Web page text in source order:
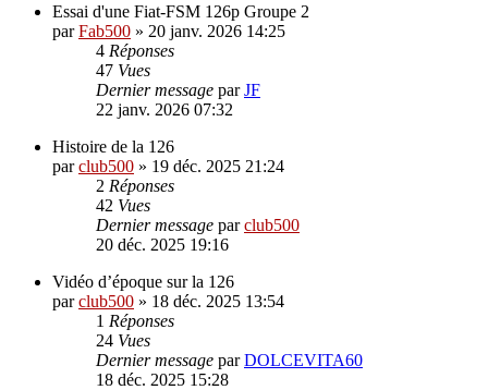
Essai d'une Fiat-FSM 126p Groupe 2
parFab500 » 20 janv. 2026 14:25
4 Réponses
47 Vues
Dernier message parJF
22 janv. 2026 07:32
Histoire de la 126
parclub500 » 19 déc. 2025 21:24
2 Réponses
42 Vues
Dernier message parclub500
20 déc. 2025 19:16
Vidéo d’époque sur la 126
parclub500 » 18 déc. 2025 13:54
1 Réponses
24 Vues
Dernier message parDOLCEVITA60
18 déc. 2025 15:28